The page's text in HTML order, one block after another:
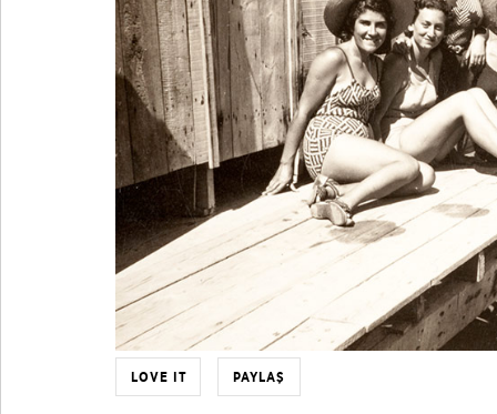
LOVE IT PAYLAŞ